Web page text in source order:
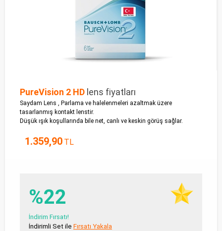
PureVision 2 HD lens fiyatları
Saydam Lens , Parlama ve halelenmeleri azaltmak üzere
tasarlanmış kontakt lenstir.
Düşük ışık koşullarında bile net, canlı ve keskin görüş sağlar.
1.359,90 TL
%22
İndirim Fırsatı!
İndirimli Set ile Fırsatı Yakala